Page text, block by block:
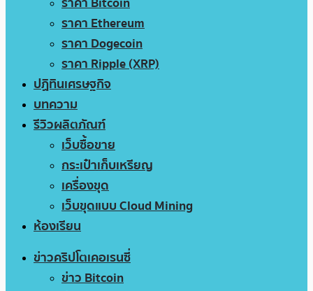
ราคา Ethereum
ราคา Dogecoin
ราคา Ripple (XRP)
ปฏิทินเศรษฐกิจ
บทความ
รีวิวผลิตภัณฑ์
เว็บซื้อขาย
กระเป๋าเก็บเหรียญ
เครื่องขุด
เว็บขุดแบบ Cloud Mining
ห้องเรียน
ข่าวคริปโตเคอเรนซี่
ข่าว Bitcoin